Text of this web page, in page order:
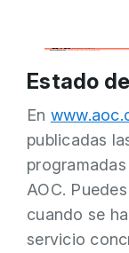
Estado
En
publicadas
AOC.
cuando se
servicio